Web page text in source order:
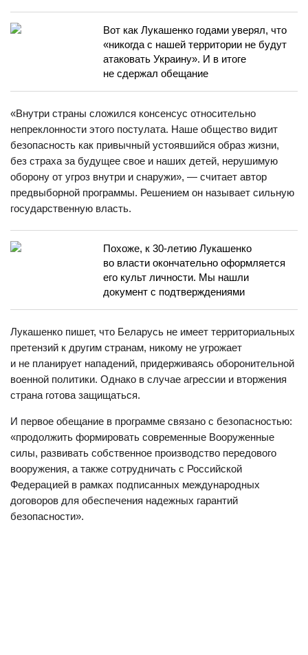
Вот как Лукашенко годами уверял, что
«никогда с нашей территории не будут
атаковать Украину». И в итоге
не сдержал обещание
«Внутри страны сложился консенсус относительно
непреклонности этого постулата. Наше общество видит
безопасность как привычный устоявшийся образ жизни,
без страха за будущее свое и наших детей, нерушимую
оборону от угроз внутри и снаружи», — считает автор
предвыборной программы. Решением он называет сильную
государственную власть.
Похоже, к 30-летию Лукашенко
во власти окончательно оформляется
его культ личности. Мы нашли
документ с подтверждениями
Лукашенко пишет, что Беларусь не имеет территориальных
претензий к другим странам, никому не угрожает
и не планирует нападений, придерживаясь оборонительной
военной политики. Однако в случае агрессии и вторжения
страна готова защищаться.
И первое обещание в программе связано с безопасностью:
«продолжить формировать современные Вооруженные
силы, развивать собственное производство передового
вооружения, а также сотрудничать с Российской
Федерацией в рамках подписанных международных
договоров для обеспечения надежных гарантий
безопасности».